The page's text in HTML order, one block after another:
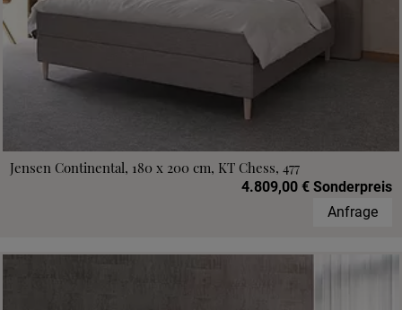
Jensen Continental, 180 x 200 cm, KT Chess, 477
4.809,00 € Sonderpreis
Anfrage